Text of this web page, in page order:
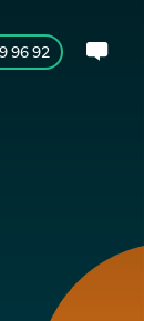
96 92